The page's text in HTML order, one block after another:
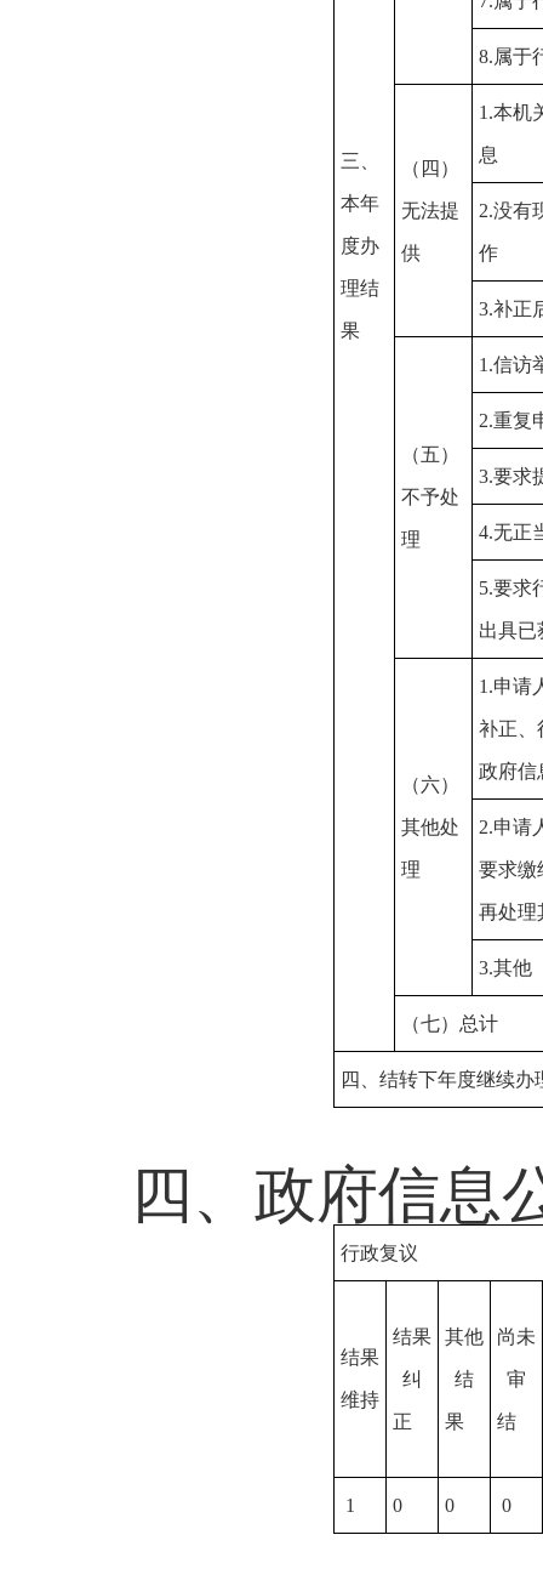
三、
本年
度办
理结
果
8.属于
（四）
无法提
供
1.本机
息
2.没有
作
3.补正
（五）
不予处
理
1.信访
2.重复
3.要求
4.无正
5.要求
出具已
（六）
其他处
理
1.申请
补正、
政府信
2.申请
要求缴
再处理
3.其他
（七）总计
四、结转下年度继续办
四、政府信息
行政复议
结果
维持
结果
纠
正
其他
结
果
尚未
审
结
1 0 0 0